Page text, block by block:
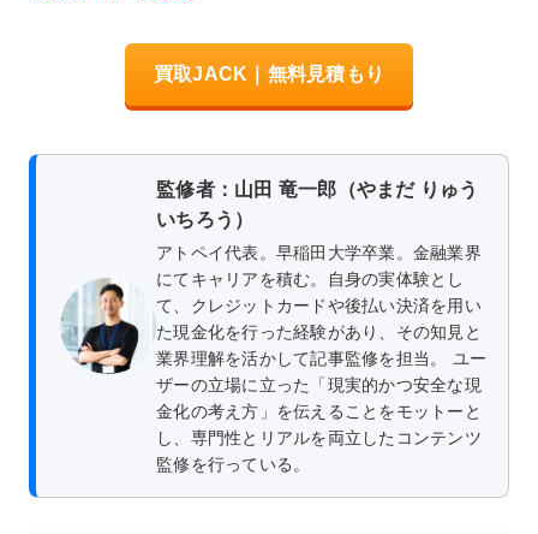
買取JACK｜無料見積もり
監修者：山田 竜一郎（やまだ りゅう
いちろう）
アトペイ代表。早稲田大学卒業。金融業界
にてキャリアを積む。自身の実体験とし
て、クレジットカードや後払い決済を用い
た現金化を行った経験があり、その知見と
業界理解を活かして記事監修を担当。 ユー
ザーの立場に立った「現実的かつ安全な現
金化の考え方」を伝えることをモットーと
し、専門性とリアルを両立したコンテンツ
監修を行っている。